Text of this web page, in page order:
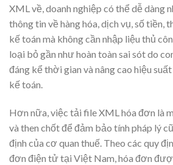
XML về, doanh nghiệp có thể dễ dàng
thông tin về hàng hóa, dịch vụ, số tiền,
kế toán mà không cần nhập liệu thủ
loại bỏ gần như hoàn toàn sai sót do
đáng kể thời gian và nâng cao hiệu
kế toán.
Hơn nữa, việc tải file XML hóa đơn là
và then chốt để đảm bảo tính pháp lý
định của cơ quan thuế. Theo các quy
đơn điện tử tại Việt Nam, hóa đơn